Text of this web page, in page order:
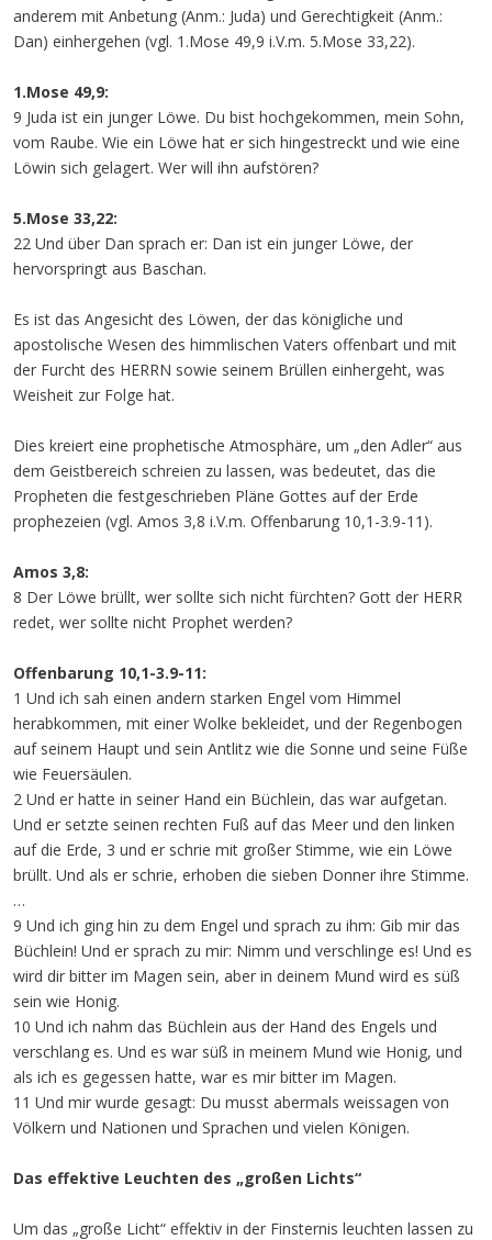
anderem mit Anbetung (Anm.: Juda) und Gerechtigkeit (Anm.:
Dan) einhergehen (vgl. 1.Mose 49,9 i.V.m. 5.Mose 33,22).
1.Mose 49,9:
9 Juda ist ein junger Löwe. Du bist hochgekommen, mein Sohn,
vom Raube. Wie ein Löwe hat er sich hingestreckt und wie eine
Löwin sich gelagert. Wer will ihn aufstören?
5.Mose 33,22:
22 Und über Dan sprach er: Dan ist ein junger Löwe, der
hervorspringt aus Baschan.
Es ist das Angesicht des Löwen, der das königliche und
apostolische Wesen des himmlischen Vaters offenbart und mit
der Furcht des HERRN sowie seinem Brüllen einhergeht, was
Weisheit zur Folge hat.
Dies kreiert eine prophetische Atmosphäre, um „den Adler“ aus
dem Geistbereich schreien zu lassen, was bedeutet, das die
Propheten die festgeschrieben Pläne Gottes auf der Erde
prophezeien (vgl. Amos 3,8 i.V.m. Offenbarung 10,1-3.9-11).
Amos 3,8:
8 Der Löwe brüllt, wer sollte sich nicht fürchten? Gott der HERR
redet, wer sollte nicht Prophet werden?
Offenbarung 10,1-3.9-11:
1 Und ich sah einen andern starken Engel vom Himmel
herabkommen, mit einer Wolke bekleidet, und der Regenbogen
auf seinem Haupt und sein Antlitz wie die Sonne und seine Füße
wie Feuersäulen.
2 Und er hatte in seiner Hand ein Büchlein, das war aufgetan.
Und er setzte seinen rechten Fuß auf das Meer und den linken
auf die Erde, 3 und er schrie mit großer Stimme, wie ein Löwe
brüllt. Und als er schrie, erhoben die sieben Donner ihre Stimme.
…
9 Und ich ging hin zu dem Engel und sprach zu ihm: Gib mir das
Büchlein! Und er sprach zu mir: Nimm und verschlinge es! Und es
wird dir bitter im Magen sein, aber in deinem Mund wird es süß
sein wie Honig.
10 Und ich nahm das Büchlein aus der Hand des Engels und
verschlang es. Und es war süß in meinem Mund wie Honig, und
als ich es gegessen hatte, war es mir bitter im Magen.
11 Und mir wurde gesagt: Du musst abermals weissagen von
Völkern und Nationen und Sprachen und vielen Königen.
Das effektive Leuchten des „großen Lichts“
Um das „große Licht“ effektiv in der Finsternis leuchten lassen zu